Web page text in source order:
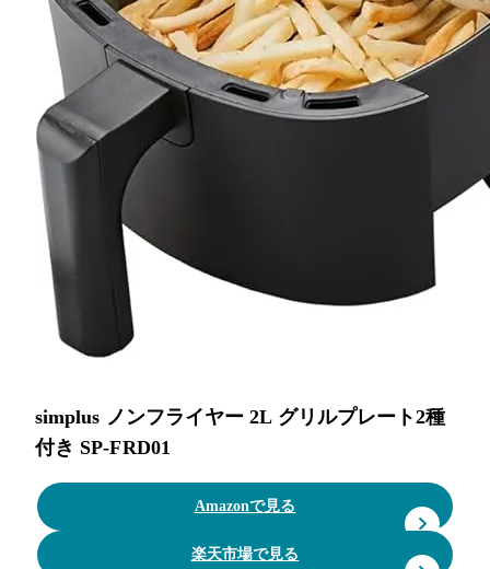
simplus ノンフライヤー 2L グリルプレート2種
付き SP-FRD01
Amazonで見る
楽天市場で見る